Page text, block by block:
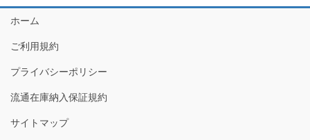
ホーム
ご利用規約
プライバシーポリシー
流通在庫納入保証規約
サイトマップ